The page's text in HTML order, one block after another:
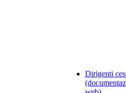
Dirigenti